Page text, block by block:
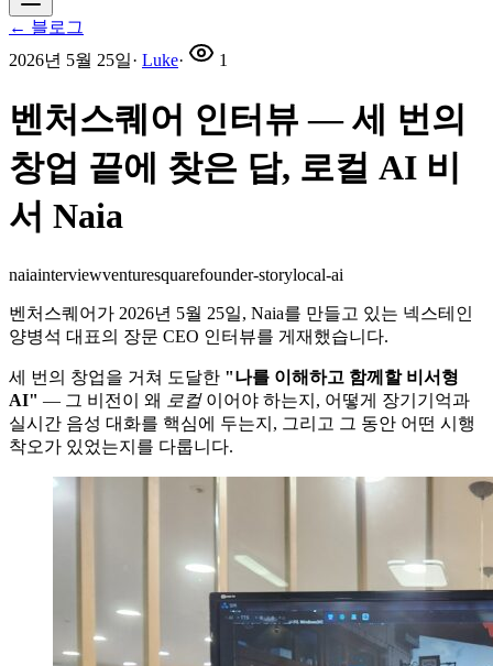
← 블로그
2026년 5월 25일· Luke· 1
벤처스퀘어 인터뷰 — 세 번의
창업 끝에 찾은 답, 로컬 AI 비
서 Naia
naiainterviewventuresquarefounder-storylocal-ai
벤처스퀘어가 2026년 5월 25일, Naia를 만들고 있는 넥스테인
양병석 대표의 장문 CEO 인터뷰를 게재했습니다.
세 번의 창업을 거쳐 도달한 "나를 이해하고 함께할 비서형
AI" — 그 비전이 왜 로컬이어야 하는지, 어떻게 장기기억과
실시간 음성 대화를 핵심에 두는지, 그리고 그 동안 어떤 시행
착오가 있었는지를 다룹니다.